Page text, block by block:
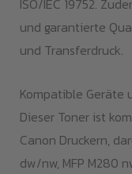
ISO/IEC 19752.
und garantierte
und Transferdruck.
Kompatible Geräte
Dieser Toner ist
Canon Druckern,
dw/nw, MFP M280